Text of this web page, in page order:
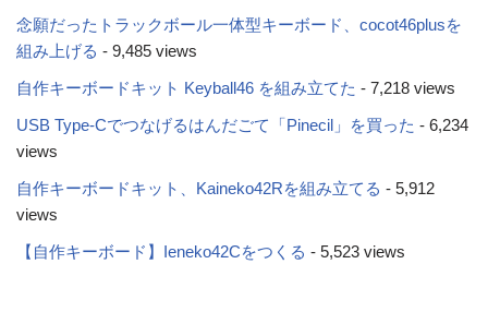
念願だったトラックボール一体型キーボード、cocot46plusを
組み上げる - 9,485 views
自作キーボードキット Keyball46 を組み立てた - 7,218 views
USB Type-Cでつなげるはんだごて「Pinecil」を買った - 6,234
views
自作キーボードキット、Kaineko42Rを組み立てる - 5,912
views
【自作キーボード】Ieneko42Cをつくる - 5,523 views